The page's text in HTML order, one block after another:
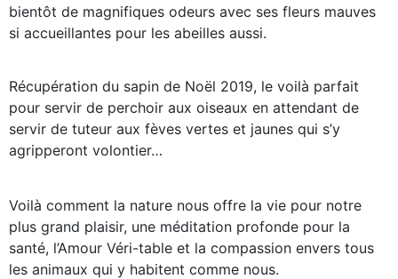
bientôt de magnifiques odeurs avec ses fleurs mauves
si accueillantes pour les abeilles aussi.
Récupération du sapin de Noël 2019, le voilà parfait
pour servir de perchoir aux oiseaux en attendant de
servir de tuteur aux fèves vertes et jaunes qui s’y
agripperont volontier…
Voilà comment la nature nous offre la vie pour notre
plus grand plaisir, une méditation profonde pour la
santé, l’Amour Véri-table et la compassion envers tous
les animaux qui y habitent comme nous.